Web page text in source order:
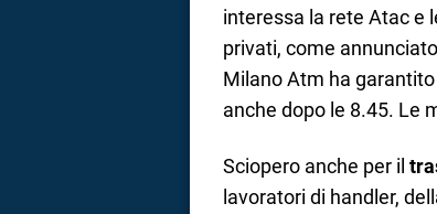
interessa la rete Atac e
privati, come
Milano Atm ha
anche dopo le 8.45. Le
Sciopero anche per il
lavoratori di handler,